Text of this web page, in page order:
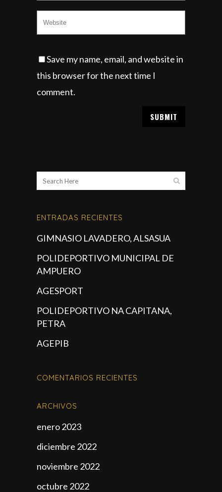
Save my name, email, and website in
this browser for the next time I
comment.
ENTRADAS RECIENTES
GIMNASIO LAVADERO, ALSASUA
POLIDEPORTIVO MUNICIPAL DE
AMPUERO
AGESPORT
POLIDEPORTIVO NA CAPITANA,
PETRA
AGEPIB
COMENTARIOS RECIENTES
ARCHIVOS
enero 2023
diciembre 2022
noviembre 2022
octubre 2022